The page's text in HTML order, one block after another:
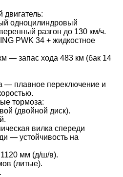
одноцилиндровый
разгон до 130 км/ч.
PWK 34 + жидкостное
— запас хода 483 км (бак 14
— плавное переключение и
тормоза:
(двойной диск).
вилка спереди
— устойчивость на
мм (д/ш/в).
(литые).